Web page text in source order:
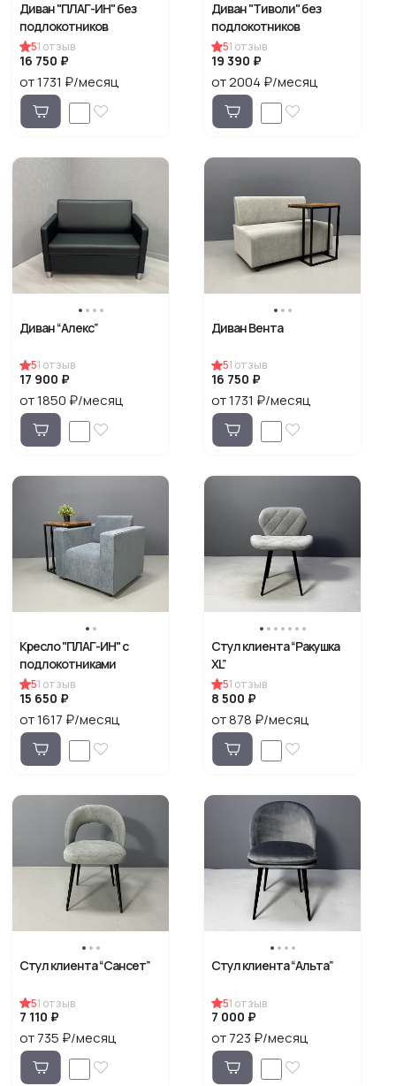
Диван "ПЛАГ-ИН" без
подлокотников
51 отзыв
16 750 ₽
от 1731 ₽/месяц
Диван "Тиволи" без
подлокотников
51 отзыв
19 390 ₽
от 2004 ₽/месяц
Диван “Алекс”
51 отзыв
17 900 ₽
от 1850 ₽/месяц
Диван Вента
51 отзыв
16 750 ₽
от 1731 ₽/месяц
Кресло "ПЛАГ-ИН" c
подлокотниками
51 отзыв
15 650 ₽
от 1617 ₽/месяц
Стул клиента “Ракушка
XL”
51 отзыв
8 500 ₽
от 878 ₽/месяц
Стул клиента “Сансет”
51 отзыв
7 110 ₽
от 735 ₽/месяц
Стул клиента “Альта”
51 отзыв
7 000 ₽
от 723 ₽/месяц